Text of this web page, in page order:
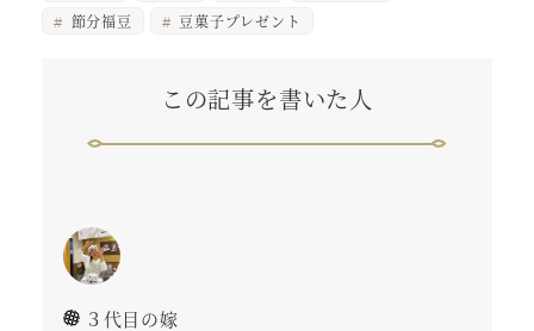
節分福豆
豆菓子プレゼント
この記事を書いた人
３代目の嫁